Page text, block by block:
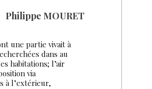
Philippe MOURET
une partie vivait à
dans au
habitations; l’air
via
à l’extérieur,